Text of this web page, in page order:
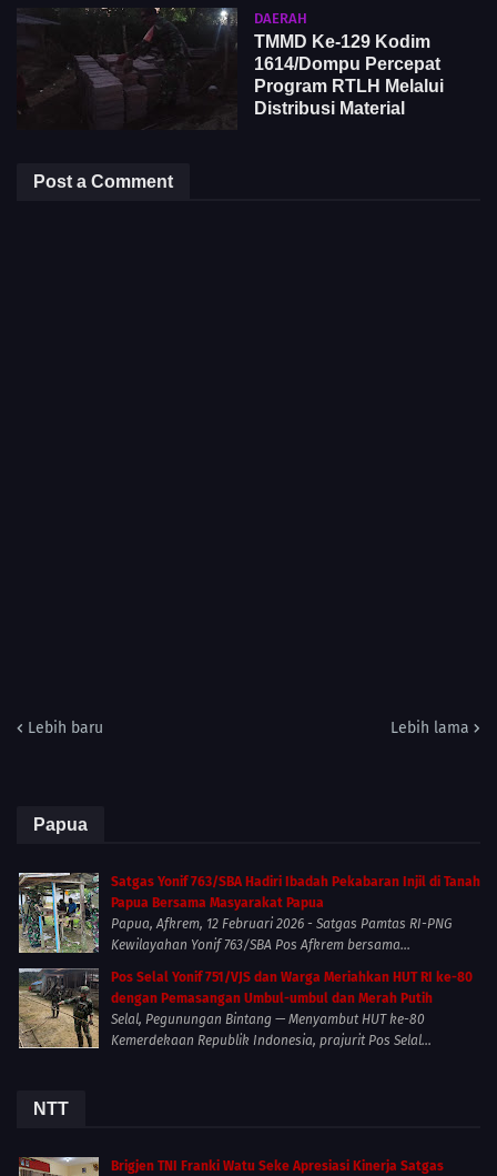
DAERAH
TMMD Ke-129 Kodim
1614/Dompu Percepat
Program RTLH Melalui
Distribusi Material
Post a Comment
Lebih baru Lebih lama
Papua
Satgas Yonif 763/SBA Hadiri Ibadah Pekabaran Injil di Tanah
Papua Bersama Masyarakat Papua
Papua, Afkrem, 12 Februari 2026 - Satgas Pamtas RI-PNG
Kewilayahan Yonif 763/SBA Pos Afkrem bersama...
Pos Selal Yonif 751/VJS dan Warga Meriahkan HUT RI ke-80
dengan Pemasangan Umbul-umbul dan Merah Putih
Selal, Pegunungan Bintang — Menyambut HUT ke-80
Kemerdekaan Republik Indonesia, prajurit Pos Selal...
NTT
Brigjen TNI Franki Watu Seke Apresiasi Kinerja Satgas